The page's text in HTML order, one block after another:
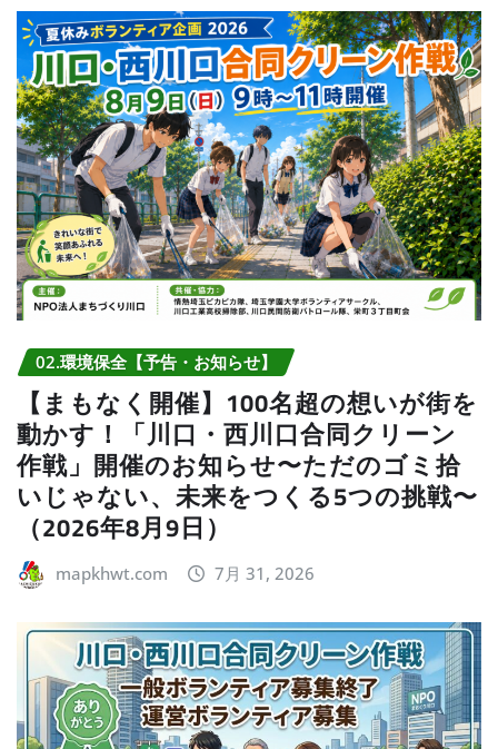
02.環境保全【予告・お知らせ】
【まもなく開催】100名超の想いが街を
動かす！「川口・西川口合同クリーン
作戦」開催のお知らせ〜ただのゴミ拾
いじゃない、未来をつくる5つの挑戦〜
（2026年8月9日）
mapkhwt.com 7月 31, 2026